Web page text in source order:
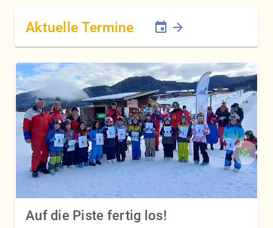
Aktuelle Termine
Auf die Piste fertig los!